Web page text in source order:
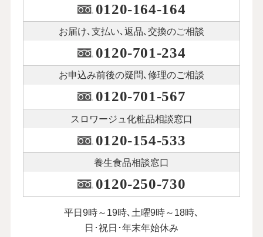
0120-164-164
お届け､支払い､ 返品､交換のご相談
0120-701-234
お申込み前後の疑問､修理のご相談
0120-701-567
スロワージュ化粧品相談窓口
0120-154-533
養生食品相談窓口
0120-250-730
平日9時～19時､土曜9時～18時､
日･祝日･年末年始休み